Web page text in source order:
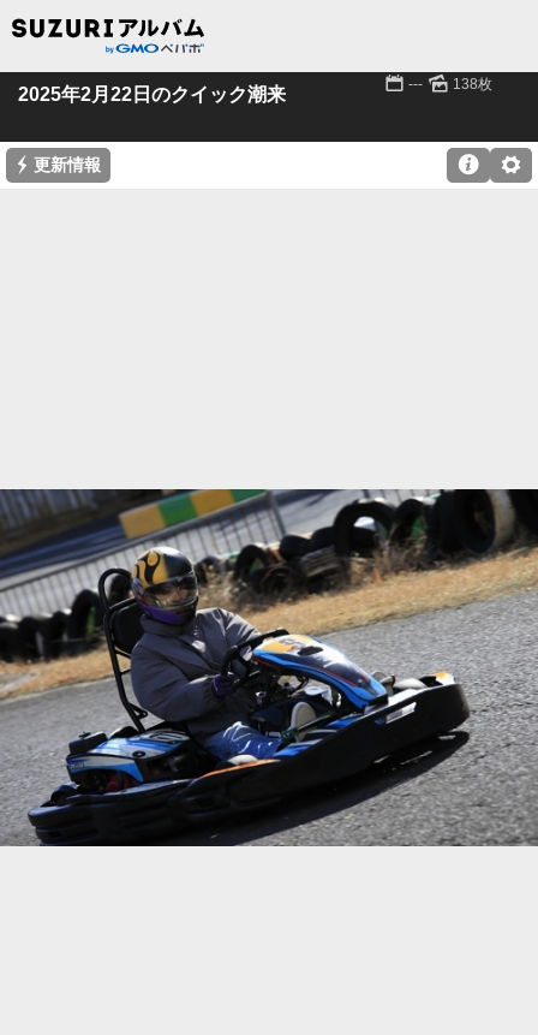
2025年2月22日のクイック潮来 📅 --- 🌄 138枚
⚡ 更新情報 ⚙
